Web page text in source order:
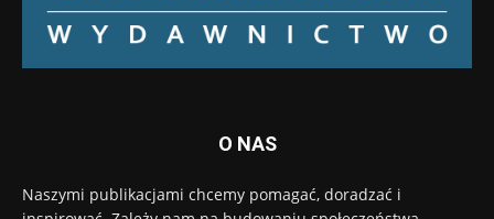
O NAS
Naszymi publikacjami chcemy pomagać, doradzać i